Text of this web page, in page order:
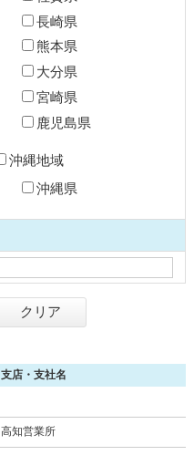
長崎県
熊本県
大分県
宮崎県
鹿児島県
沖縄地域
沖縄県
支店・支社名
高知営業所